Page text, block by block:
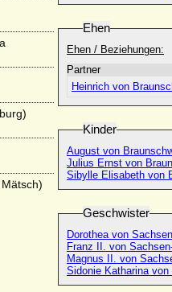
Ehen
Ehen / Beziehungen:
Partner
Heinrich von
Kinder
August von
Julius Ernst von
Sibylle Elisabeth von
Geschwister
Dorothea von
Franz II. von
Magnus II. von
Sidonie Katharina